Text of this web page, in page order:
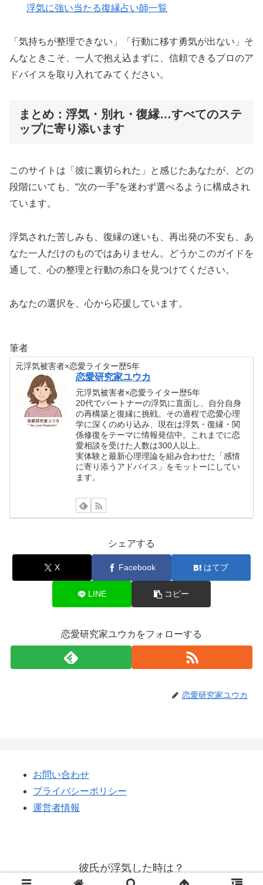
浮気に強い当たる復縁占い師一覧
「気持ちが整理できない」「行動に移す勇気が出ない」そ
んなときこそ、一人で抱え込まずに、信頼できるプロのア
ドバイスを取り入れてみてください。
まとめ：浮気・別れ・復縁…すべてのステ
ップに寄り添います
このサイトは「彼に裏切られた」と感じたあなたが、どの
段階にいても、“次の一手”を迷わず選べるように構成され
ています。
浮気された苦しみも、復縁の迷いも、再出発の不安も、あ
なた一人だけのものではありません。どうかこのガイドを
通して、心の整理と行動の糸口を見つけてください。
あなたの選択を、心から応援しています。
筆者
元浮気被害者×恋愛ライター歴5年
恋愛研究家ユウカ
元浮気被害者×恋愛ライター歴5年
20代でパートナーの浮気に直面し、自分自身
の再構築と復縁に挑戦。その過程で恋愛心理
学に深くのめり込み、現在は浮気・復縁・関
係修復をテーマに情報発信中。これまでに恋
愛相談を受けた人数は300人以上。
実体験と最新心理理論を組み合わせた「感情
に寄り添うアドバイス」をモットーにしてい
ます。
シェアする
X Facebook はてブ
LINE コピー
恋愛研究家ユウカをフォローする
恋愛研究家ユウカ
お問い合わせ
プライバシーポリシー
運営者情報
彼氏が浮気した時は？